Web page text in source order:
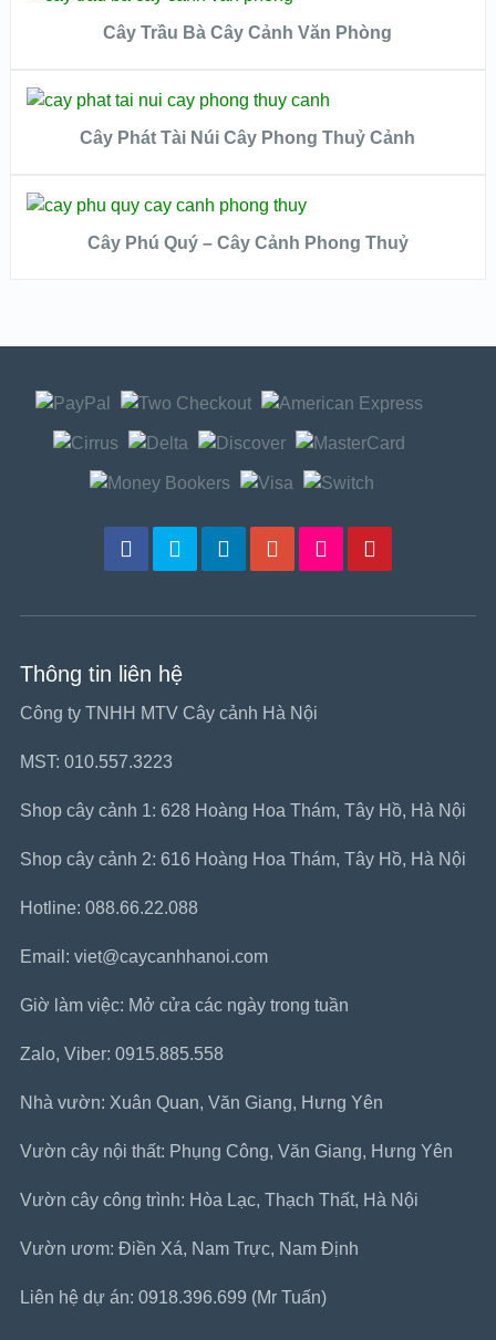
VIEW DETAILS
VIEW DETAILS
Cây Trầu Bà Cây Cảnh Văn Phòng
VIEW DETAILS
ĐỌC TIẾP
Cây Phát Tài Núi Cây Phong Thuỷ Cảnh
ĐỌC TIẾP
Cây Phú Quý – Cây Cảnh Phong Thuỷ
Thông tin liên hệ
Công ty TNHH MTV Cây cảnh Hà Nội
MST: 010.557.3223
Shop cây cảnh 1: 628 Hoàng Hoa Thám, Tây Hồ, Hà Nội
Shop cây cảnh 2: 616 Hoàng Hoa Thám, Tây Hồ, Hà Nội
Hotline: 088.66.22.088
Email: viet@caycanhhanoi.com
Giờ làm việc: Mở cửa các ngày trong tuần
Zalo, Viber: 0915.885.558
Nhà vườn: Xuân Quan, Văn Giang, Hưng Yên
Vườn cây nội thất: Phụng Công, Văn Giang, Hưng Yên
Vườn cây công trình: Hòa Lạc, Thạch Thất, Hà Nội
Vườn ươm: Điền Xá, Nam Trực, Nam Định
Liên hệ dự án: 0918.396.699 (Mr Tuấn)